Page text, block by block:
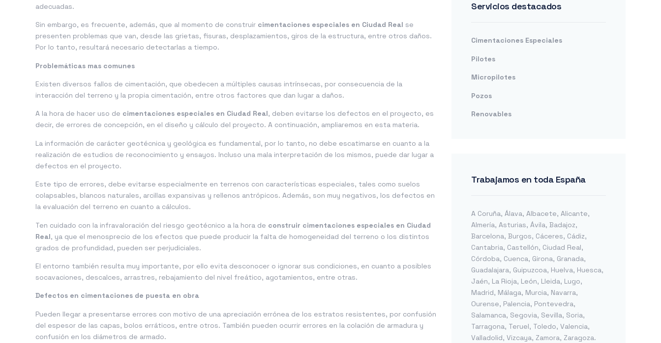
adecuadas.
Sin embargo, es frecuente, además, que al momento de construir cimentaciones especiales en Ciudad Real se
presenten problemas que van, desde las grietas, fisuras, desplazamientos, giros de la estructura, entre otros daños.
Por lo tanto, resultará necesario detectarlas a tiempo.
Problemáticas mas comunes
Existen diversos fallos de cimentación, que obedecen a múltiples causas intrínsecas, por consecuencia de la
interacción del terreno y la propia cimentación, entre otros factores que dan lugar a daños.
A la hora de hacer uso de cimentaciones especiales en Ciudad Real, deben evitarse los defectos en el proyecto, es
decir, de errores de concepción, en el diseño y cálculo del proyecto. A continuación, ampliaremos en esta materia.
La información de carácter geotécnica y geológica es fundamental, por lo tanto, no debe escatimarse en cuanto a la
realización de estudios de reconocimiento y ensayos. Incluso una mala interpretación de los mismos, puede dar lugar a
defectos en el proyecto.
Este tipo de errores, debe evitarse especialmente en terrenos con características especiales, tales como suelos
colapsables, blancos naturales, arcillas expansivas y rellenos antrópicos. Además, son muy negativos, los defectos en
la evaluación del terreno en cuanto a cálculos.
Ten cuidado con la infravaloración del riesgo geotécnico a la hora de construir cimentaciones especiales en Ciudad
Real, ya que el menosprecio de los efectos que puede producir la falta de homogeneidad del terreno o los distintos
grados de profundidad, pueden ser perjudiciales.
El entorno también resulta muy importante, por ello evita desconocer o ignorar sus condiciones, en cuanto a posibles
socavaciones, descalces, arrastres, rebajamiento del nivel freático, agotamientos, entre otras.
Defectos en cimentaciones de puesta en obra
Pueden llegar a presentarse errores con motivo de una apreciación errónea de los estratos resistentes, por confusión
del espesor de las capas, bolos erráticos, entre otros. También pueden ocurrir errores en la colación de armadura y
confusión en los diámetros de armado.
Servicios destacados
Cimentaciones Especiales
Pilotes
Micropilotes
Pozos
Renovables
Trabajamos en toda España
A Coruña, Álava, Albacete, Alicante,
Almería, Asturias, Ávila, Badajoz,
Barcelona, Burgos, Cáceres, Cádiz,
Cantabria, Castellón, Ciudad Real,
Córdoba, Cuenca, Girona, Granada,
Guadalajara, Guipuzcoa, Huelva, Huesca,
Jaén, La Rioja, León, Lleida, Lugo,
Madrid, Málaga, Murcia, Navarra,
Ourense, Palencia, Pontevedra,
Salamanca, Segovia, Sevilla, Soria,
Tarragona, Teruel, Toledo, Valencia,
Valladolid, Vizcaya, Zamora, Zaragoza.